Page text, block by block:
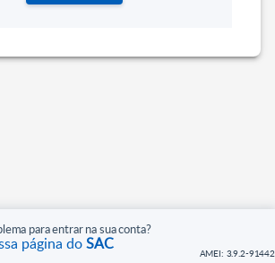
para entrar na sua conta?
página doSAC
AMEI: 3.9.2-91442